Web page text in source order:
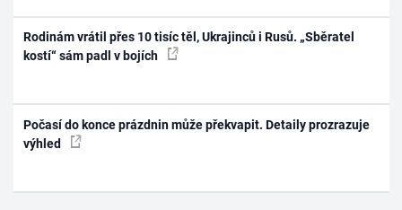
Rodinám vrátil přes 10 tisíc těl, Ukrajinců i Rusů. „Sběratel
kostí“ sám padl v bojích
Počasí do konce prázdnin může překvapit. Detaily prozrazuje
výhled